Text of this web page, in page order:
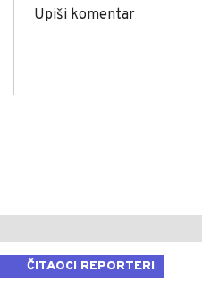
ČITAOCI REPORTERI